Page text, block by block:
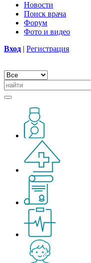
Новости
Поиск врача
Форум
Фото и видео
Вход | Регистрация